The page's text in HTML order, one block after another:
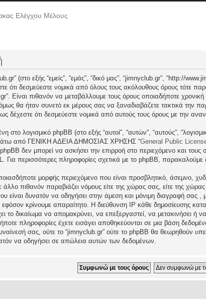
Ελέγχου Μέλους
(στο εξής “εμείς”, “εμάς”, “δικό μας”, “jimnyclub.gr”, “http://
ότι δεσμεύεστε νομικά από όλους τους ακόλουθους όρους τότε
Είναι πιθανόν να μεταβάλλουμε τους όρους οποιαδήποτε
θα ήταν συνετό εκ μέρους σας να ξαναδιαβάζετε τακτικά την
δέχεστε ότι δεσμεύεστε νομικά από αυτούς τους όρους με την
στο λογισμικό phpBB (στο εξής “αυτοί”, “αυτών”, “αυτούς”,
κάτω από ΓΕΝΙΚΗ ΑΔΕΙΑ ΔΗΜΟΣΙΑΣ ΧΡΗΣΗΣ “General Public
δεν μπορεί να ασκήσει την επιρροή στο περιεχόμενο και τους
περισσότερες πληροφορίες σχετικά με το phpBB, παρακαλούμε
μορφής περιεχόμενο που είναι προσβλητικό, άσεμνο,
πιθανόν παραβιάζει νόμους είτε της χώρας σας, είτε της χώρας
είναι δυνατόν να οδηγήσει στην άμεση και μόνιμη διαγραφή
εφόσον κρίνουμε απαραίτητο. Η διεύθυνση IP κάθε δημοσίευσης
το δικαίωμα να απομακρύνει, να επεξεργαστεί, να μετακινήσει ή
πληροφορίες έχετε εισάγει αποθηκεύονται σε μια βάση
σας, ούτε το “jimnyclub.gr” ούτε το phpBB θα θεωρηθούν
να οδηγήσει σε απώλεια αυτών των δεδομένων.